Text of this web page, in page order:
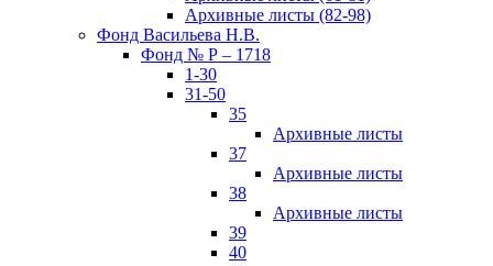
Архивные листы (82-98)
Фонд Васильева Н.В.
Фонд № Р – 1718
1-30
31-50
35
Архивные листы
37
Архивные листы
38
Архивные листы
39
40